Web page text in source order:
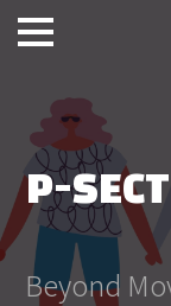
P-
Beyond